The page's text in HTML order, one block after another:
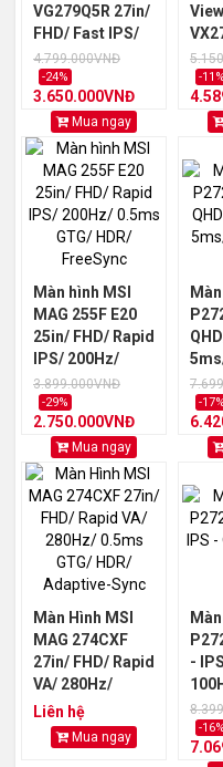
VG279Q5R 27in/
FHD/ Fast IPS/
200Hz/ 1ms
GTG/ FreeSync/
Có Loa
4.799.000VNĐ
-24%
3.650.000VNĐ
Mua ngay
-
-
Màn hình MSI
MAG 255F E20
25in/ FHD/ Rapid
IPS/ 200Hz/
0.5ms GTG/
HDR/ FreeSync
3.899.000VNĐ
-29%
2.750.000VNĐ
Mua ngay
-
Màn Hình MSI
MAG 274CXF
27in/ FHD/ Rapid
VA/ 280Hz/
0.5ms GTG/
HDR/ Adaptive-
Sync
Liên hệ
Mua ngay
-
-